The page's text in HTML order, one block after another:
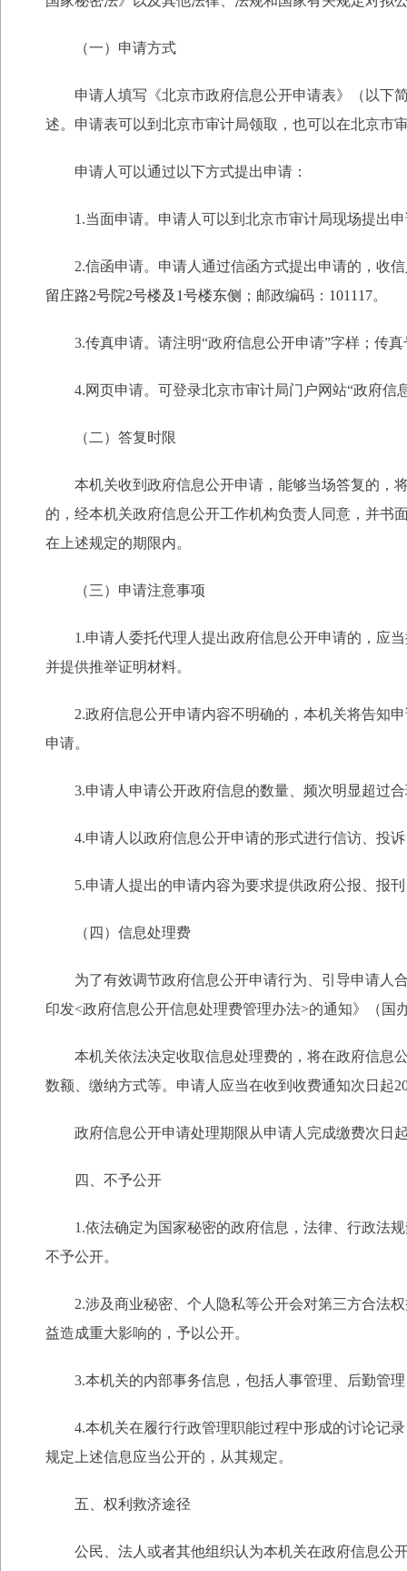
（一）申请方式
申请人填写《北京市政府信息公开申请表》（以下
述。申请表可以到北京市审计局领取，也可以在北京市
申请人可以通过以下方式提出申请：
1.当面申请。申请人可以到北京市审计局现场提出
2.信函申请。申请人通过信函方式提出申请的，收
留庄路2号院2号楼及1号楼东侧 ；邮政编码： 101117。
3.传真申请。请注明“政府信息公开申请”字样；传
4.网页申请。可登录北京市审计局门户网站“政府信
（二）答复时限
本机关收到政府信息公开申请，能够当场答复的，
的，经本机关政府信息公开工作机构负责人同意，并书
在上述规定的期限内。
（三）申请注意事项
1.申请人委托代理人提出政府信息公开申请的，应
并提供推举证明材料。
2.政府信息公开申请内容不明确的，本机关将告知
申请。
3.申请人申请公开政府信息的数量、频次明显超过
4.申请人以政府信息公开申请的形式进行信访、投
5.申请人提出的申请内容为要求提供政府公报、报
（四）信息处理费
为了有效调节政府信息公开申请行为、引导申请人
印发<政府信息公开信息处理费管理办法>的通知》（国
本机关依法决定收取信息处理费的，将在政府信息
数额、缴纳方式等。申请人应当在收到收费通知次日起
政府信息公开申请处理期限从申请人完成缴费次日
四、不予公开
1.依法确定为国家秘密的政府信息，法律、行政法
不予公开。
2.涉及商业秘密、个人隐私等公开会对第三方合法
益造成重大影响的，予以公开。
3.本机关的内部事务信息，包括人事管理、后勤管
4.本机关在履行行政管理职能过程中形成的讨论记
规定上述信息应当公开的，从其规定。
五、权利救济途径
公民、法人或者其他组织认为本机关在政府信息公